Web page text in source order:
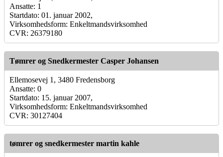
Ansatte: 1
Startdato: 01. januar 2002,
Virksomhedsform: Enkeltmandsvirksomhed
CVR: 26379180
Tømrer og Snedkermester Casper Johansen
Ellemosevej 1, 3480 Fredensborg
Ansatte: 0
Startdato: 15. januar 2007,
Virksomhedsform: Enkeltmandsvirksomhed
CVR: 30127404
tømrer og snedkermester martin kahle